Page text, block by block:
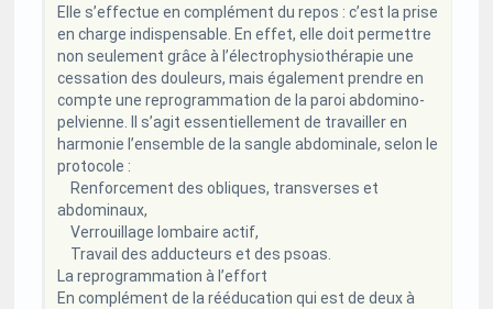
Elle s’effectue en complément du repos : c’est la prise
en charge indispensable. En effet, elle doit permettre
non seulement grâce à l’électrophysiothérapie une
cessation des douleurs, mais également prendre en
compte une reprogrammation de la paroi abdomino-
pelvienne. Il s’agit essentiellement de travailler en
harmonie l’ensemble de la sangle abdominale, selon le
protocole :
Renforcement des obliques, transverses et
abdominaux,
Verrouillage lombaire actif,
Travail des adducteurs et des psoas.
La reprogrammation à l’effort
En complément de la rééducation qui est de deux à